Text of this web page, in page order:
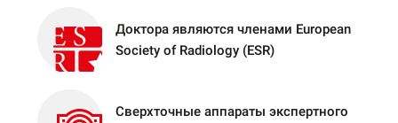
Доктора являются членами European
Society of Radiology (ESR)
Сверхточные аппараты экспертного